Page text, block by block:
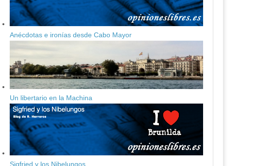
Anécdotas e ironías desde Cabo Mayor
Un libertario en la Machina
Sigfried y los Nibelungos